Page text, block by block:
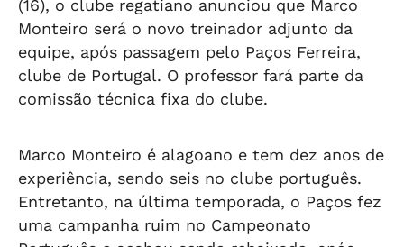
(16), o clube regatiano anunciou que Marco
Monteiro será o novo treinador adjunto da
equipe, após passagem pelo Paços Ferreira,
clube de Portugal. O professor fará parte da
comissão técnica fixa do clube.
Marco Monteiro é alagoano e tem dez anos de
experiência, sendo seis no clube português.
Entretanto, na última temporada, o Paços fez
uma campanha ruim no Campeonato